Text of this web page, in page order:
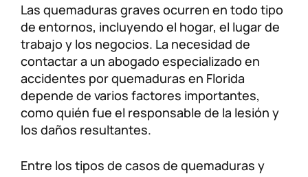
Las quemaduras graves ocurren en todo tipo
de entornos, incluyendo el hogar, el lugar de
trabajo y los negocios. La necesidad de
contactar a un abogado especializado en
accidentes por quemaduras en Florida
depende de varios factores importantes,
como quién fue el responsable de la lesión y
los daños resultantes.
Entre los tipos de casos de quemaduras y